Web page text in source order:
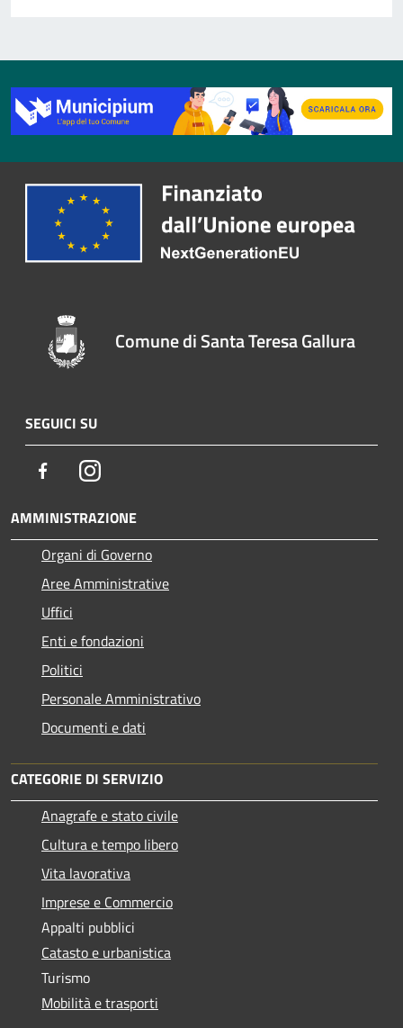
Comune di Santa Teresa Gallura
SEGUICI SU
FacebookInstagram
AMMINISTRAZIONE
Organi di Governo
Aree Amministrative
Uffici
Enti e fondazioni
Politici
Personale Amministrativo
Documenti e dati
CATEGORIE DI SERVIZIO
Anagrafe e stato civile
Cultura e tempo libero
Vita lavorativa
Imprese e Commercio
Appalti pubblici
Catasto e urbanistica
Turismo
Mobilità e trasporti